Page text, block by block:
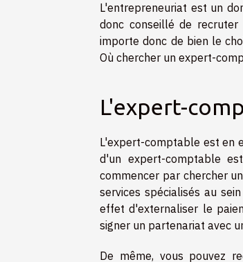
L'entrepreneuriat est un
donc conseillé de
importe donc de bien le
Où chercher un expert-
L'expert-
L'expert-comptable est en
d'un expert-comptable
commencer par chercher
services spécialisés au
effet d'externaliser le
signer un partenariat avec
De même, vous pouvez